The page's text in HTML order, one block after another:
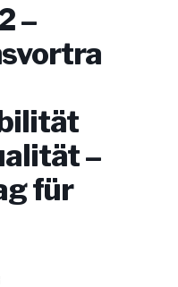
–
–
für